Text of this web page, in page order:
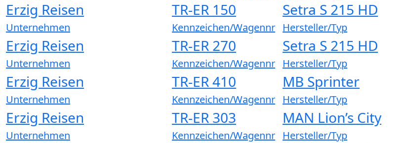
Erzig Reisen TR-ER 150 Setra S 215 HD
Unternehmen
Erzig Reisen
Kennzeichen/Wagennr
TR-ER 270
Hersteller/Typ
Setra S 215 HD
Unternehmen
Erzig Reisen
Kennzeichen/Wagennr
TR-ER 410
Hersteller/Typ
MB Sprinter
Unternehmen
Erzig Reisen
Kennzeichen/Wagennr
TR-ER 303
Hersteller/Typ
MAN Lion’s City
Unternehmen Kennzeichen/Wagennr Hersteller/Typ